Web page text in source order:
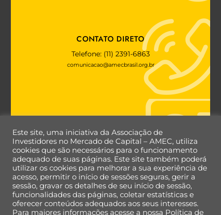
CONTATO DIRETO
Telefone: (11) 2391-6863
comunicacao@amecbrasil.org.br
Back
To
Este site, uma iniciativa da Associação de
Investidores no Mercado de Capital – AMEC, utiliza
cookies que são necessários para o funcionamento
adequado de suas páginas. Este site também poderá
utilizar os cookies para melhorar a sua experiência de
acesso, permitir o início de sessões seguras, gerir a
sessão, gravar os detalhes de seu início de sessão,
funcionalidades das páginas, coletar estatísticas e
oferecer conteúdos adequados aos seus interesses.
Para maiores informações acesse a nossa Política de